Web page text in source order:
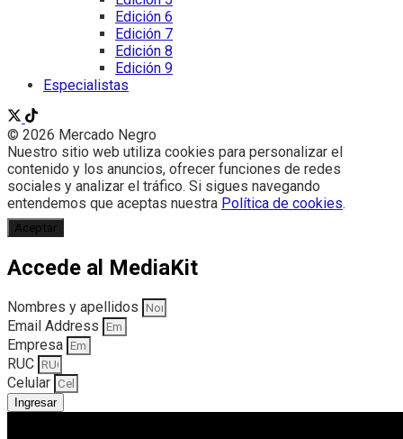
Edición 6
Edición 7
Edición 8
Edición 9
Especialistas
© 2026 Mercado Negro
Nuestro sitio web utiliza cookies para personalizar el
contenido y los anuncios, ofrecer funciones de redes
sociales y analizar el tráfico. Si sigues navegando
entendemos que aceptas nuestra Política de cookies.
Aceptar
Accede al MediaKit
Nombres y apellidos
Email Address
Empresa
RUC
Celular
Ingresar